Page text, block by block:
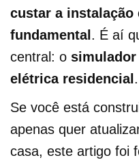
custar a instalação
fundamental . É aí
central: o
elétrica residencial
Se você está
apenas quer
casa, este artigo foi